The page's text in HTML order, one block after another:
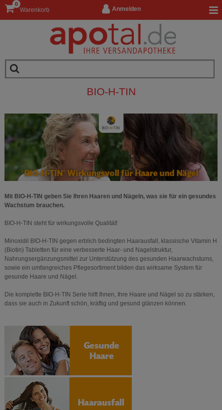
Anmelden
Warenkorb
0
BIO-H-TIN
Mit BIO-H-TIN geben Sie Ihren Haaren und Nägeln, was sie für ein gesundes
Wachstum brauchen.
BIO-H-TIN steht für wirkungsvolle Qualität!
Minoxidil BIO-H-TIN gegen erblich bedingten Haarausfall, klassische Vitamin H
(Biotin) Tabletten für eine verbesserte Haar- und Nagelstruktur,
Nahrungsergänzungsmittel zur Unterstützung des gesunden Haarwachstums,
sowie ein umfangreiches Pflegesortiment bilden das wirksame System für
gesunde Haare und Nägel.
Die komplette BIO-H-TIN Serie hilft Ihnen, Ihre Haare und Nägel so zu stärken,
dass sie auch in Zukunft schön, kräftig und gesund glänzen können.